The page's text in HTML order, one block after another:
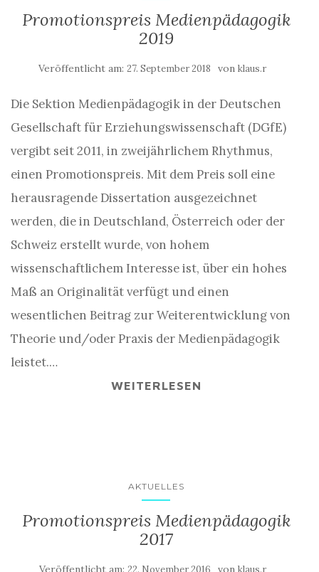
Promotionspreis Medienpädagogik
2019
Veröffentlicht am: 27. September 2018 von klaus.r
Die Sektion Medienpädagogik in der Deutschen
Gesellschaft für Erziehungswissenschaft (DGfE)
vergibt seit 2011, in zweijährlichem Rhythmus,
einen Promotionspreis. Mit dem Preis soll eine
herausragende Dissertation ausgezeichnet
werden, die in Deutschland, Österreich oder der
Schweiz erstellt wurde, von hohem
wissenschaftlichem Interesse ist, über ein hohes
Maß an Originalität verfügt und einen
wesentlichen Beitrag zur Weiterentwicklung von
Theorie und/oder Praxis der Medienpädagogik
leistet.…
WEITERLESEN
AKTUELLES
Promotionspreis Medienpädagogik
2017
Veröffentlicht am: 22. November 2016 von klaus.r